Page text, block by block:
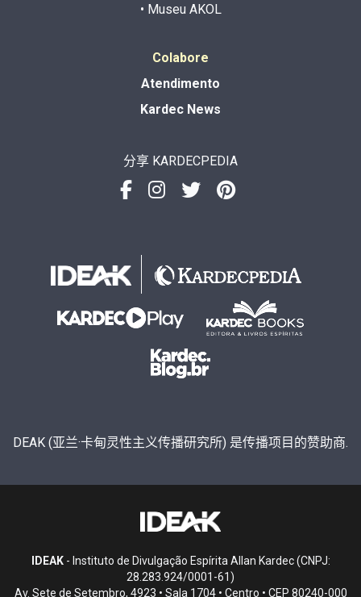
• Museu AKOL
Colabore
Atendimento
Kardec News
分享 KARDECPEDIA
DEAK (亚兰·卡甸灵性主义传播研究所) 是传播项目的赞助商.
IDEAK- Instituto de Divulgação Espírita Allan Kardec (CNPJ:
28.283.924/0001-61)
Av. Sete de Setembro, 4923 • Sala 1704 • Centro • CEP 80240-000